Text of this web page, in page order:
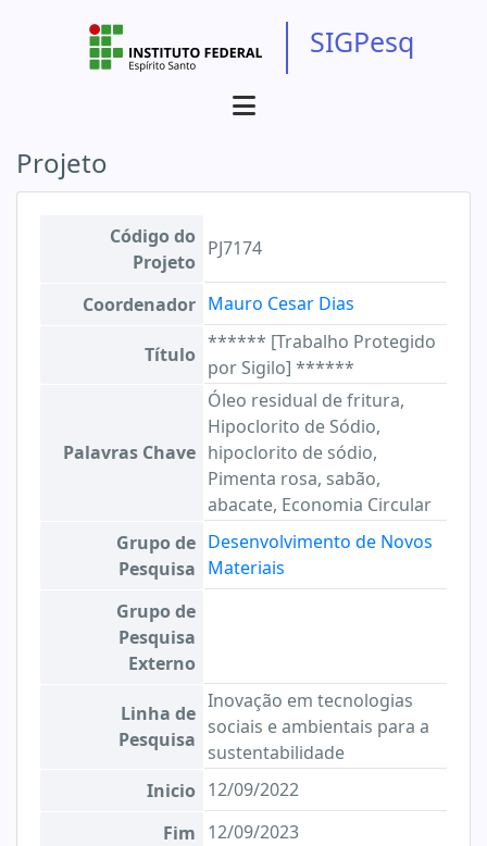
SIGPesq
Projeto
Código do
Projeto
PJ7174
Coordenador Mauro Cesar Dias
Título
****** [Trabalho Protegido
por Sigilo] ******
Palavras Chave
Óleo residual de fritura,
Hipoclorito de Sódio,
hipoclorito de sódio,
Pimenta rosa, sabão,
abacate, Economia Circular
Grupo de
Pesquisa
Desenvolvimento de Novos
Materiais
Grupo de
Pesquisa
Externo
Linha de
Pesquisa
Inovação em tecnologias
sociais e ambientais para a
sustentabilidade
Inicio 12/09/2022
Fim 12/09/2023